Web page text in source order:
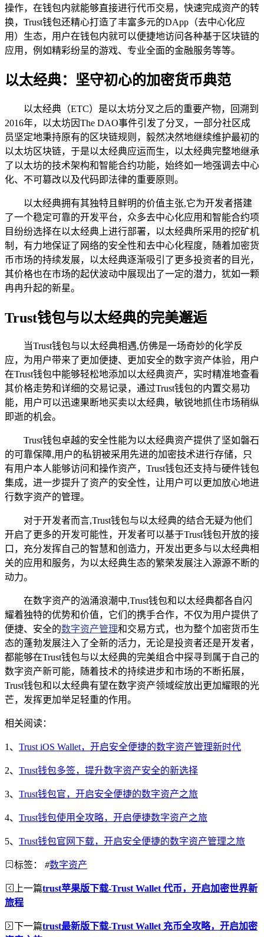
操作，在钱包内就能够直接进行代币交易，快速完成资产的转
换，Trust钱包还精心打造了丰富多元的DApp（去中心化应
用）生态，用户在钱包内就可以便捷地访问各种基于区块链的
应用，例如精彩纷呈的游戏、专业全面的金融服务等等。
以太经典：坚守初心的加密货币典范
以太经典（ETC）是以太坊分叉之后的重要产物，回溯到
2016年，以太坊因The DAO事件引发了分叉，一部分社区成
员坚定地秉持原有的区块链规则，毅然决然地继续维护最初的
以太坊区块链，于是以太经典应运而生，以太经典完整地继承
了以太坊的技术架构和智能合约功能，始终如一地强调去中心
化、不可篡改以及代码即法律的重要原则。
以太经典拥有其独特且鲜明的价值主张,它为开发者搭建
了一个稳定可靠的开发平台，众多去中心化应用和智能合约项
目纷纷选择在以太经典上进行部署，以太经典所采用的挖矿机
制，有力地保证了网络的安全性和去中心化程度，随着加密货
币市场的持续发展，以太经典逐渐吸引了更多投资者的目光，
其价格也在市场的起伏波动中展现出了一定的潜力，犹如一颗
冉冉升起的新星。
Trust钱包与以太经典的完美邂逅
当Trust钱包与以太经典相遇,仿佛是一场奇妙的化学反
应，为用户带来了更加便捷、更加安全的数字资产体验，用户
在Trust钱包中能够轻松地添加以太经典资产，实时精准地查看
其价格走势和详细的交易记录，通过Trust钱包的内置交易功
能，用户可以迅速果断地买卖以太经典，敏锐地抓住市场稍纵
即逝的机会。
Trust钱包卓越的安全性能为以太经典资产提供了坚如磐石
的可靠保障,用户的私钥被采用先进的加密技术进行存储，只
有用户本人能够访问和操作资产，Trust钱包还支持与硬件钱包
集成，进一步提升了资产的安全性，让用户可以更加放心地进
行数字资产的管理。
对于开发者而言,Trust钱包与以太经典的结合无疑为他们
开启了更多的开发可能性，开发者可以基于Trust钱包开放的接
口，充分发挥自己的智慧和创造力，开发出更多与以太经典相
关的应用和服务，为以太经典生态的繁荣发展注入源源不断的
动力。
在数字资产的汹涌浪潮中,Trust钱包和以太经典都各自闪
耀着独特的优势和价值，它们的携手合作，不仅为用户提供了
便捷、安全的数字资产管理和交易方式，也为整个加密货币生
态的蓬勃发展注入了全新的活力，无论是投资者还是开发者，
都能够在Trust钱包与以太经典的完美组合中探寻到属于自己的
数字资产新可能，随着技术的持续进步和市场的不断拓展，
Trust钱包和以太经典有望在数字资产领域绽放出更加耀眼的光
芒，发挥更加举足轻重的作用。
相关阅读：
1、 Trust iOS Wallet，开启安全便捷的数字资产管理新时代
2、 Trust钱包多签，提升数字资产安全的新选择
3、 Trust钱包官，开启安全便捷的数字资产之旅
4、 Trust钱包使用全攻略，开启便捷数字资产之旅
5、 Trust钱包官网下载，开启安全便捷的数字资产管理之旅
标签： #数字资产
上一篇trust苹果版下载-Trust Wallet 代币，开启加密世界新
旅程
下一篇trust最新版下载-Trust Wallet 充币全攻略，开启加密